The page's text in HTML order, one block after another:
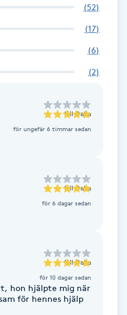
(52)
(17)
(6)
(2)
till Dalia
för ungefär 6 timmar sedan
till Dalia
för 6 dagar sedan
till Dalia
för 10 dagar sedan
hon hjälpte mig när
för hennes hjälp